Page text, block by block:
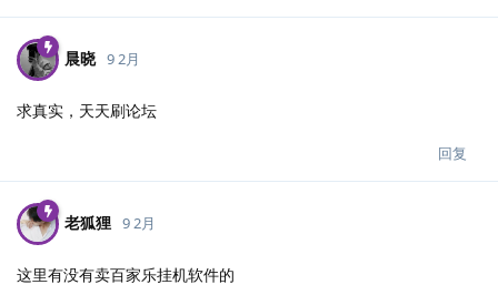
晨晓 9 2月
求真实，天天刷论坛
回复
老狐狸 9 2月
这里有没有卖百家乐挂机软件的